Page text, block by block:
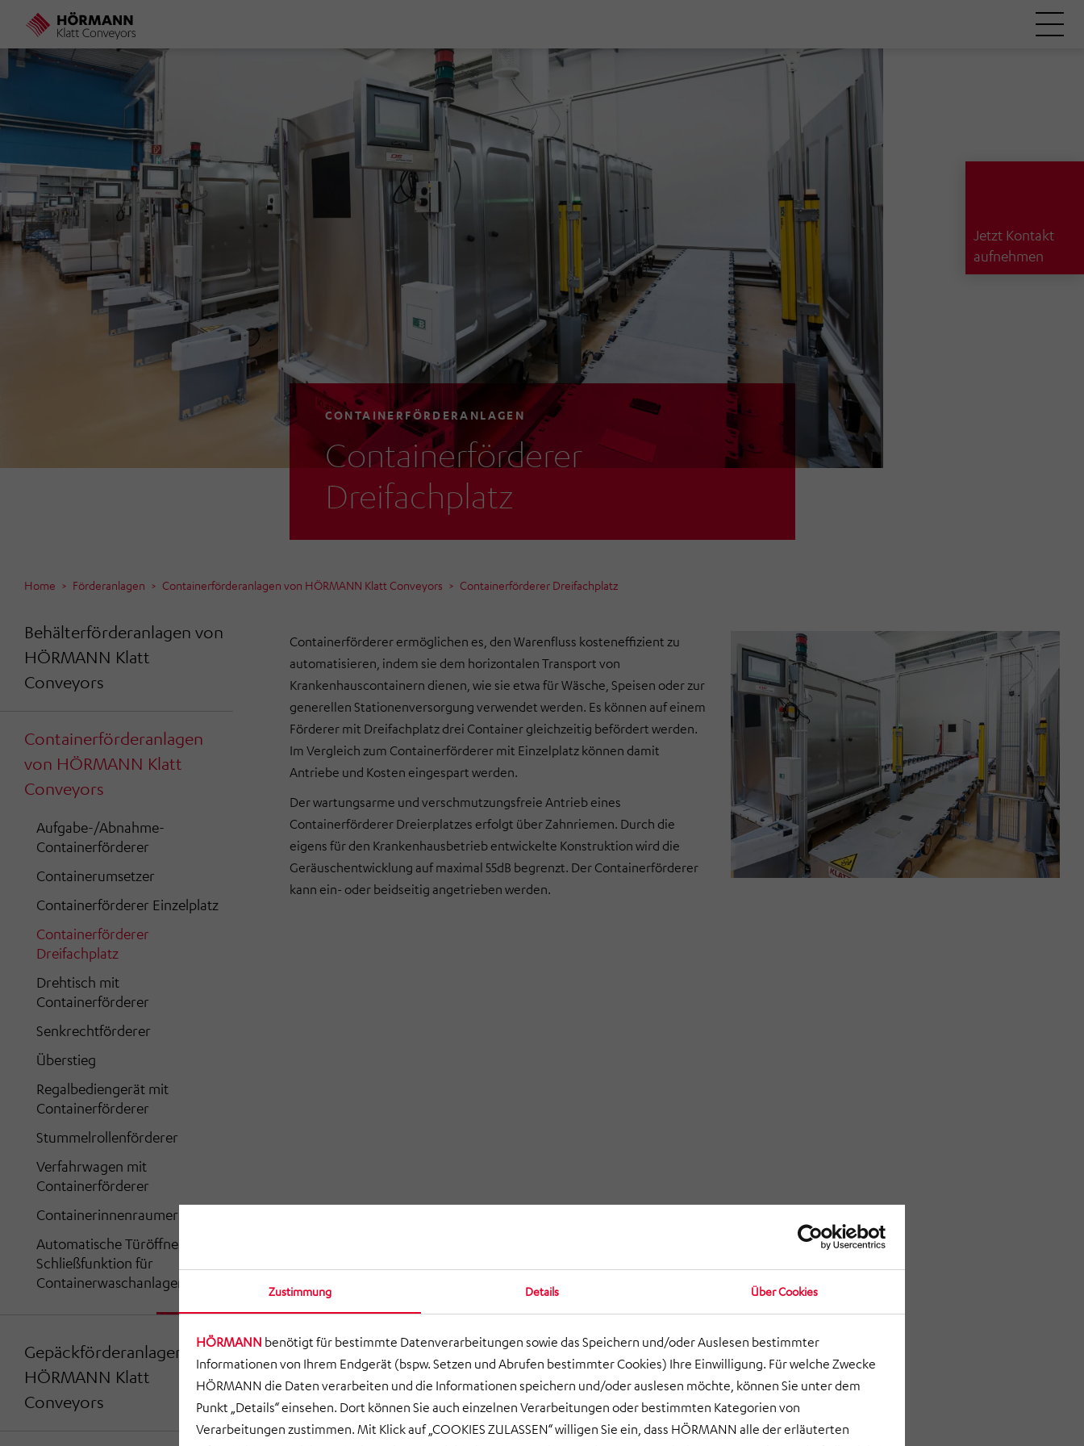
Zustimmung Details Über Cookies
HÖRMANN benötigt für bestimmte Datenverarbeitungen sowie das Speichern und/oder Auslesen bestimmter
Informationen von Ihrem Endgerät (bspw. Setzen und Abrufen bestimmter Cookies) Ihre Einwilligung. Für welche Zwecke
HÖRMANN die Daten verarbeiten und die Informationen speichern und/oder auslesen möchte, können Sie unter dem
Punkt „Details“ einsehen. Dort können Sie auch einzelnen Verarbeitungen oder bestimmten Kategorien von
Verarbeitungen zustimmen. Mit Klick auf „COOKIES ZULASSEN“ willigen Sie ein, dass HÖRMANN alle der erläuterten
Inhalt
Jetzt Kontakt
aufnehmen
CONTAINERFÖRDERANLAGEN
Containerförderer
Dreifachplatz
Home Förderanlagen Containerförderanlagen von HÖRMANN Klatt Conveyors Containerförderer Dreifachplatz
Behälterförderanlagen von
HÖRMANN Klatt
Conveyors
Containerförderanlagen
von HÖRMANN Klatt
Conveyors
Aufgabe-/Abnahme-
Containerförderer
Containerumsetzer
Containerförderer Einzelplatz
Containerförderer
Dreifachplatz
Drehtisch mit
Containerförderer
Senkrechtförderer
Überstieg
Regalbediengerät mit
Containerförderer
Stummelrollenförderer
Verfahrwagen mit
Containerförderer
Containerinnenraumerkennung
Automatische Türöffner und
Schließfunktion für
Containerwaschanlagen
Gepäckförderanlagen von
HÖRMANN Klatt
Conveyors
Containerförderer ermöglichen es, den Warenfluss kosteneffizient zu
automatisieren, indem sie dem horizontalen Transport von
Krankenhauscontainern dienen, wie sie etwa für Wäsche, Speisen oder zur
generellen Stationenversorgung verwendet werden. Es können auf einem
Förderer mit Dreifachplatz drei Container gleichzeitig befördert werden.
Im Vergleich zum Containerförderer mit Einzelplatz können damit
Antriebe und Kosten eingespart werden.
Der wartungsarme und verschmutzungsfreie Antrieb eines
Containerförderer Dreierplatzes erfolgt über Zahnriemen. Durch die
eigens für den Krankenhausbetrieb entwickelte Konstruktion wird die
Geräuschentwicklung auf maximal 55dB begrenzt. Der Containerförderer
kann ein- oder beidseitig angetrieben werden.